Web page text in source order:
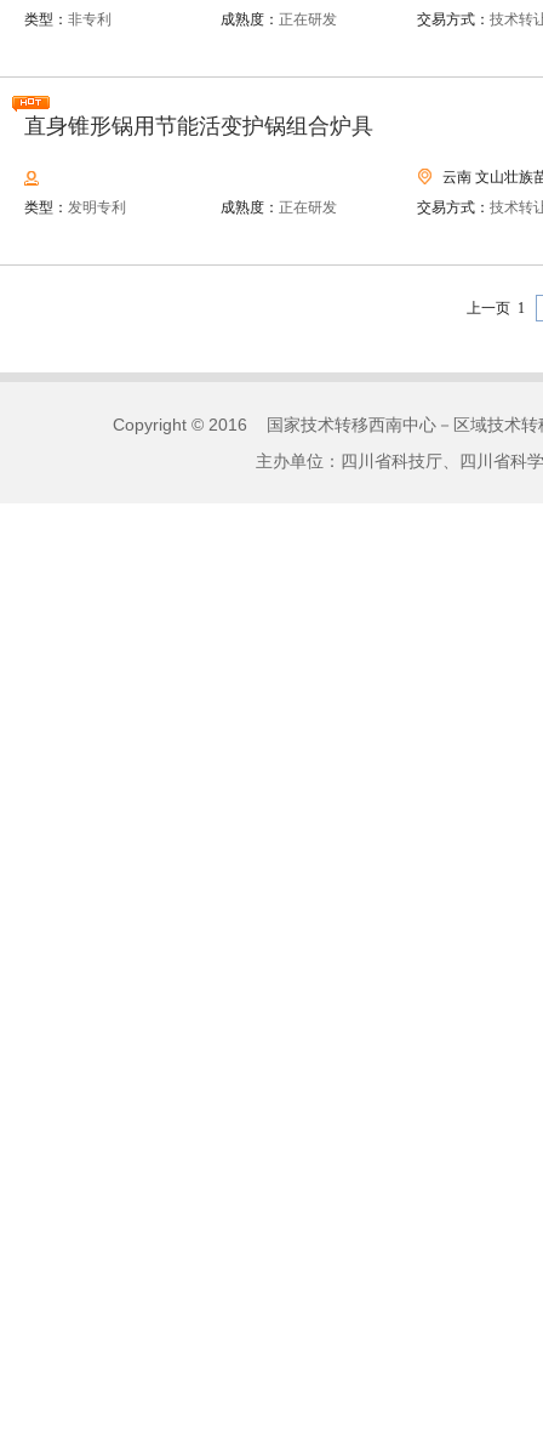
类型： 非专利 成熟度： 正在研发 交易方式： 技术转
直身锥形锅用节能活变护锅组合炉具
云南 文山壮族
类型： 发明专利 成熟度： 正在研发 交易方式： 技术转
上一页 1
Copyright © 2016 国家技术转移西南中心－区域技
主办单位：四川省科技厅、四川省科